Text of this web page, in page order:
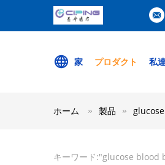
家 プロダクト 私
ホーム 製品
キーワード:"glucose blood